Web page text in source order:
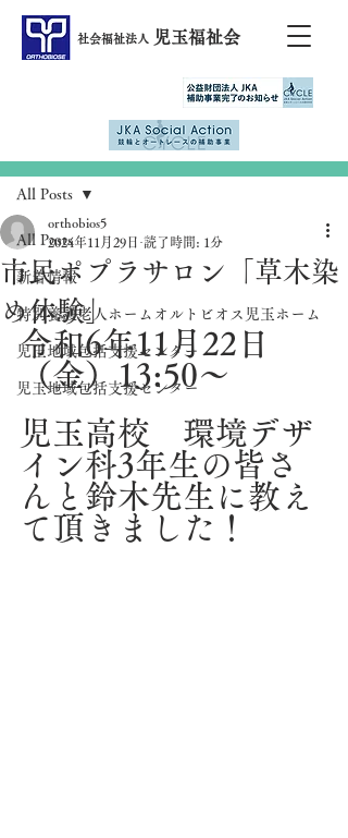
社会福祉法人 児玉福祉会
All Posts
新着情報
特別養護老人ホームオルトビオス児玉ホーム
児玉地域包括支援センター
児玉地域包括支援センター
All Posts
市民ポプラサロン「草木染
め体験」
orthobios5
2024年11月29日 読了時間: 1分
令和6年11月22日
（金）13:50～
児玉高校　環境デザ
イン科3年生の皆さ
んと鈴木先生に教え
て頂きました！